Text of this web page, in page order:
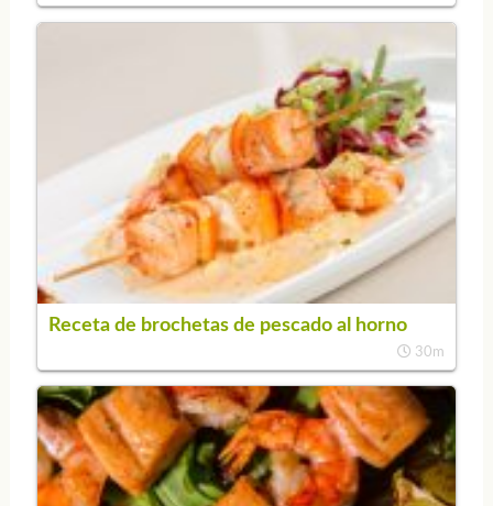
Receta de brochetas de pescado al horno
30m